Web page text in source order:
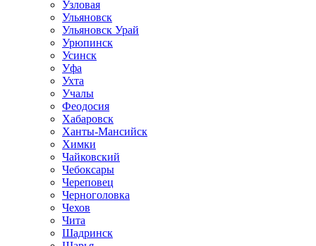
Узловая
Ульяновск
Ульяновск Урай
Урюпинск
Усинск
Уфа
Ухта
Учалы
Феодосия
Хабаровск
Ханты-Мансийск
Химки
Чайковский
Чебоксары
Череповец
Черноголовка
Чехов
Чита
Шадринск